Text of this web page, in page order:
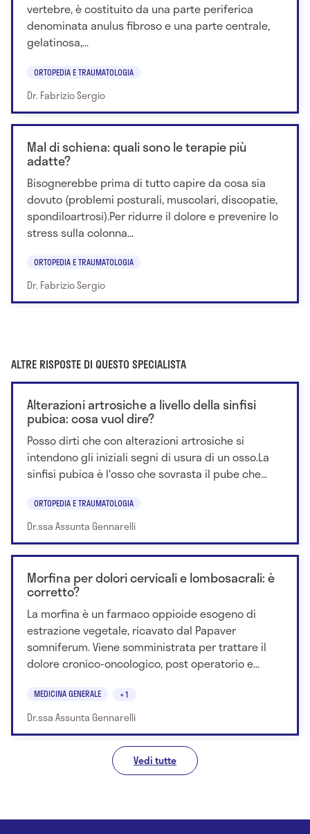
vertebre, è costituito da una parte periferica
denominata anulus fibroso e una parte centrale,
gelatinosa,...
ORTOPEDIA E TRAUMATOLOGIA
Dr. Fabrizio Sergio
Mal di schiena: quali sono le terapie più
adatte?
Bisognerebbe prima di tutto capire da cosa sia
dovuto (problemi posturali, muscolari, discopatie,
spondiloartrosi).Per ridurre il dolore e prevenire lo
stress sulla colonna...
ORTOPEDIA E TRAUMATOLOGIA
Dr. Fabrizio Sergio
ALTRE RISPOSTE DI QUESTO SPECIALISTA
Alterazioni artrosiche a livello della sinfisi
pubica: cosa vuol dire?
Posso dirti che con alterazioni artrosiche si
intendono gli iniziali segni di usura di un osso.La
sinfisi pubica è l'osso che sovrasta il pube che...
ORTOPEDIA E TRAUMATOLOGIA
Dr.ssa Assunta Gennarelli
Morfina per dolori cervicali e lombosacrali: è
corretto?
La morfina è un farmaco oppioide esogeno di
estrazione vegetale, ricavato dal Papaver
somniferum. Viene somministrata per trattare il
dolore cronico-oncologico, post operatorio e...
MEDICINA GENERALE +1
Dr.ssa Assunta Gennarelli
Vedi tutte